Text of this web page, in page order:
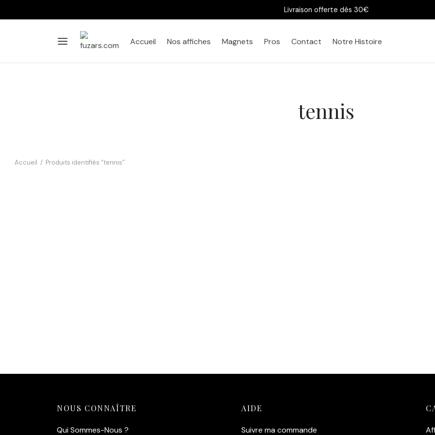
Livraison offerte dès 30€
Accueil Nos affiches Magnets Pros Contact Notre Histoire
tennis
Accueil / Produits identifiés “tennis”
NOUS CONNAÎTRE
Qui Sommes-Nous ?
AIDE
Suivre ma commande